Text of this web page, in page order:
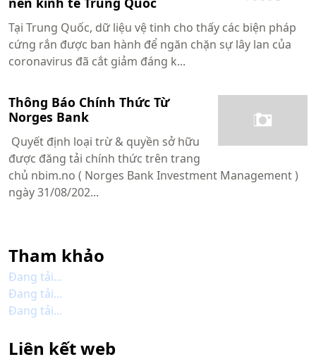
Tại Trung Quốc, dữ liệu vệ tinh cho thấy các biện pháp
cứng rắn được ban hành để ngăn chặn sự lây lan của
coronavirus đã cắt giảm đáng k...
Thông Báo Chính Thức Từ
Norges Bank
Quyết định loại trừ & quyền sở hữu
được đăng tải chính thức trên trang
chủ nbim.no ( Norges Bank Investment Management )
ngày 31/08/202...
Tham khảo
Đang tải...
Đang tải...
Đang tải...
Liên kết web